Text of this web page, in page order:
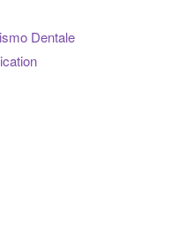
Dentale